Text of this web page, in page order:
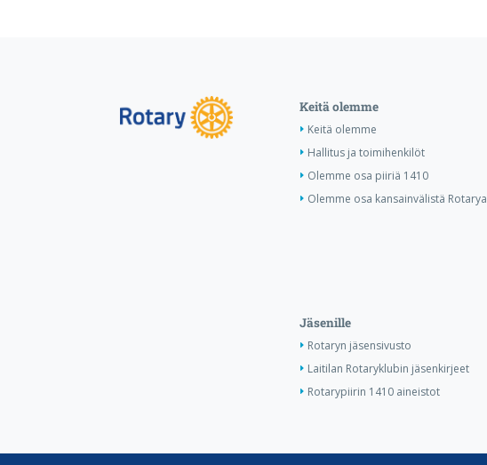
Keitä olemme
Keitä olemme
Hallitus ja toimihenkilöt
Olemme osa piiriä 1410
Olemme osa kansainvälistä Rotarya
Jäsenille
Rotaryn jäsensivusto
Laitilan Rotaryklubin jäsenkirjeet
Rotarypiirin 1410 aineistot